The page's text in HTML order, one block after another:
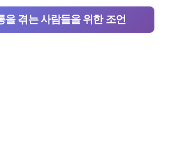
을 겪는 사람들을 위한 조언